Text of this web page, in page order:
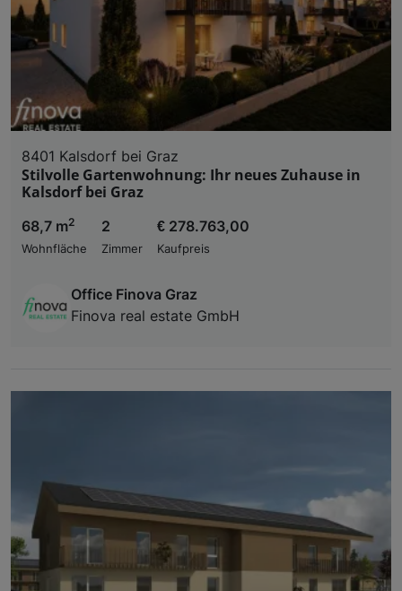
8401 Kalsdorf bei Graz
Stilvolle Gartenwohnung: Ihr neues Zuhause in
Kalsdorf bei Graz
68,7 m2
Wohnfläche
2
Zimmer
€ 278.763,00
Kaufpreis
Office Finova Graz
Finova real estate GmbH